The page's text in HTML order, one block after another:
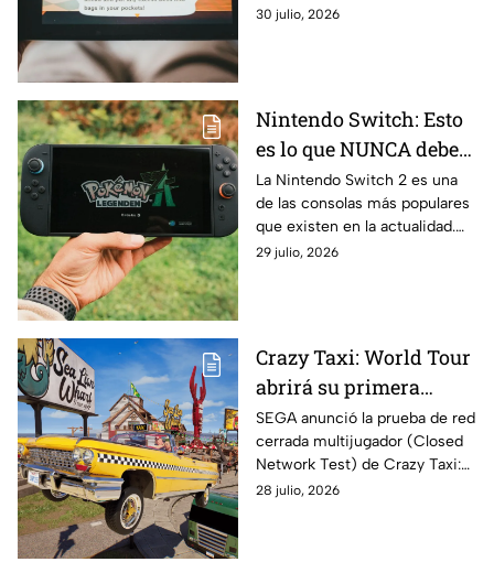
que conozcas más respecto a
30 julio, 2026
Nintendo Switch: Esto
es lo que NUNCA debes
HACER cuando tu
pantalla está congelada
La Nintendo Switch 2 es una
de las consolas más populares
que existen en la actualidad.
Ten cuidado cuando tu pantalla
29 julio, 2026
Crazy Taxi: World Tour
abrirá su primera
prueba multijugador
antes de su
lanzamiento en 2027
SEGA anunció la prueba de red
cerrada multijugador (Closed
Network Test) de Crazy Taxi:
World Tour, la nueva entrega
28 julio, 2026